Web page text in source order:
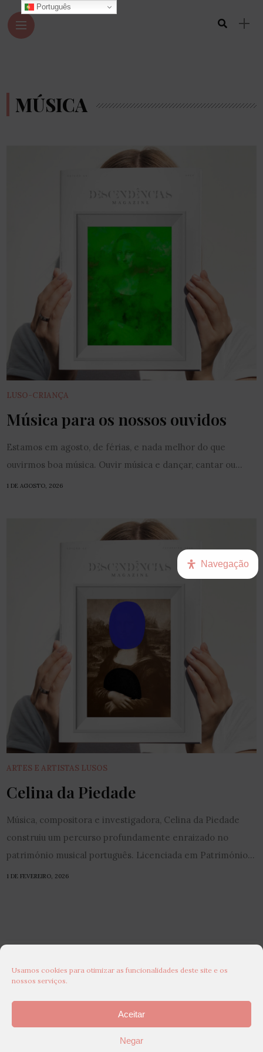
Usamos cookies para otimizar as funcionalidades deste site e os
nossos serviços.
Aceitar
Negar
MÚSICA
LUSO-CRIANÇA
Música para os nossos ouvidos
Estamos em agosto, de férias, e nada melhor do que
ouvirmos boa música. Ouvir música e dançar, cantar ou...
1 DE AGOSTO, 2026
ARTES E ARTISTAS LUSOS
Celina da Piedade
Música, compositora e investigadora, Celina da Piedade
construiu um percurso profundamente enraizado no
património musical português. Licenciada em Património...
1 DE FEVEREIRO, 2026
Português
Navegação